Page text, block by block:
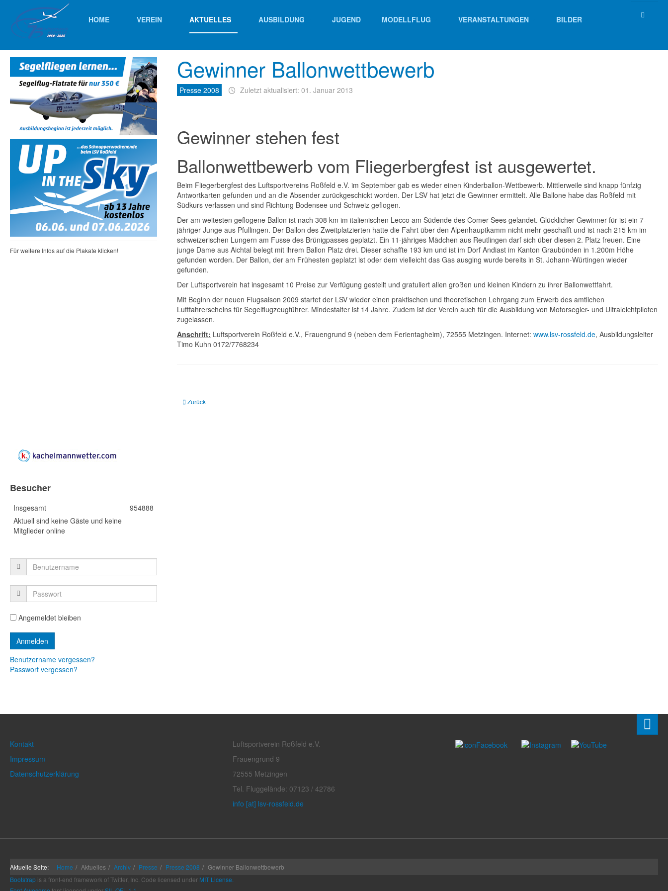
HOME VEREIN AKTUELLES AUSBILDUNG JUGEND MODELLFLUG VERANSTALTUNGEN BILDER
Gewinner Ballonwettbewerb
Presse 2008 Zuletzt aktualisiert: 01. Januar 2013
Gewinner stehen fest
Ballonwettbewerb vom Fliegerbergfest ist ausgewertet.
Beim Fliegerbergfest des Luftsportvereins Roßfeld e.V. im September gab es wieder einen Kinderballon-Wettbewerb. Mittlerweile sind knapp fünfzig
Antwortkarten gefunden und an die Absender zurückgeschickt worden. Der LSV hat jetzt die Gewinner ermittelt. Alle Ballone habe das Roßfeld mit
Südkurs verlassen und sind Richtung Bodensee und Schweiz geflogen.
Der am weitesten geflogene Ballon ist nach 308 km im italienischen Lecco am Südende des Comer Sees gelandet. Glücklicher Gewinner für ist ein 7-
jähriger Junge aus Pfullingen. Der Ballon des Zweitplatzierten hatte die Fahrt über den Alpenhauptkamm nicht mehr geschafft und ist nach 215 km im
schweizerischen Lungern am Fusse des Brünigpasses geplatzt. Ein 11-jähriges Mädchen aus Reutlingen darf sich über diesen 2. Platz freuen. Eine
junge Dame aus Aichtal belegt mit ihrem Ballon Platz drei. Dieser schaffte 193 km und ist im Dorf Andiast im Kanton Graubünden in 1.200m Höhe
gefunden worden. Der Ballon, der am Frühesten geplatzt ist oder dem vielleicht das Gas ausging wurde bereits in St. Johann-Würtingen wieder
gefunden.
Der Luftsportverein hat insgesamt 10 Preise zur Verfügung gestellt und gratuliert allen großen und kleinen Kindern zu ihrer Ballonwettfahrt.
Mit Beginn der neuen Flugsaison 2009 startet der LSV wieder einen praktischen und theoretischen Lehrgang zum Erwerb des amtlichen
Luftfahrerscheins für Segelflugzeugführer. Mindestalter ist 14 Jahre. Zudem ist der Verein auch für die Ausbildung von Motorsegler- und Ultraleichtpiloten
zugelassen.
Anschrift: Luftsportverein Roßfeld e.V., Frauengrund 9 (neben dem Ferientagheim), 72555 Metzingen. Internet: www.lsv-rossfeld.de, Ausbildungsleiter
Timo Kuhn 0172/7768234
Vorheriger Beitrag: Jahresabschluß in der Festkelter
Zurück
Für weitere Infos auf die Plakate klicken!
Besucher
Insgesamt
954888
Aktuell sind keine Gäste und keine
Mitglieder online
Angemeldet bleiben
Benutzername vergessen?
Passwort vergessen?
Kontakt
Impressum
Datenschutzerklärung
Luftsportverein Roßfeld e.V.
Frauengrund 9
72555 Metzingen
Tel. Fluggelände: 07123 / 42786
info [at] lsv-rossfeld.de
Aktuelle Seite: Home Aktuelles Archiv Presse Presse 2008
Gewinner Ballonwettbewerb
Bootstrap is a front-end framework of Twitter, Inc. Code licensed under MIT License.